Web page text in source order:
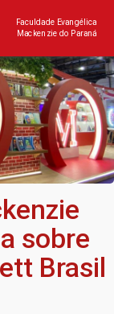
Faculdade Evangélica
Mackenzie do Paraná
sobre
Brasil